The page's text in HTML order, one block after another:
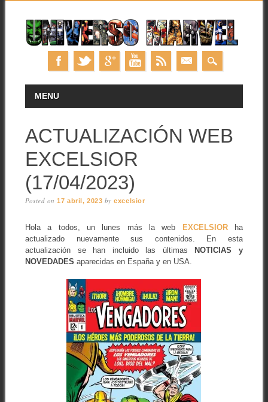
MAIN MENU
MENU
ACTUALIZACIÓN WEB
EXCELSIOR
(17/04/2023)
Posted on17 abril, 2023 byexcelsior
Hola a todos, un lunes más la web EXCELSIORha
actualizado nuevamente sus contenidos. En esta
actualización se han incluido las últimas
NOTICIAS y
NOVEDADES aparecidas en España y en USA.